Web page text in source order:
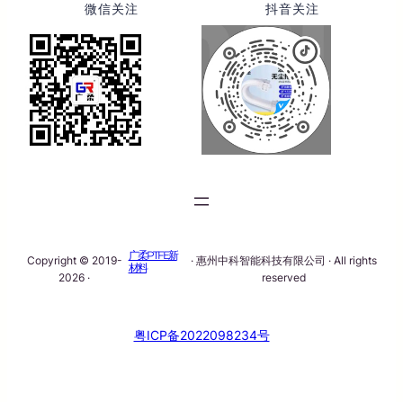
微信关注 抖音关注
Copyright © 2019-
2026 ·
广柔PTFE新
材料
· 惠州中科智能科技有限公司 · All rights
reserved
粤ICP备2022098234号